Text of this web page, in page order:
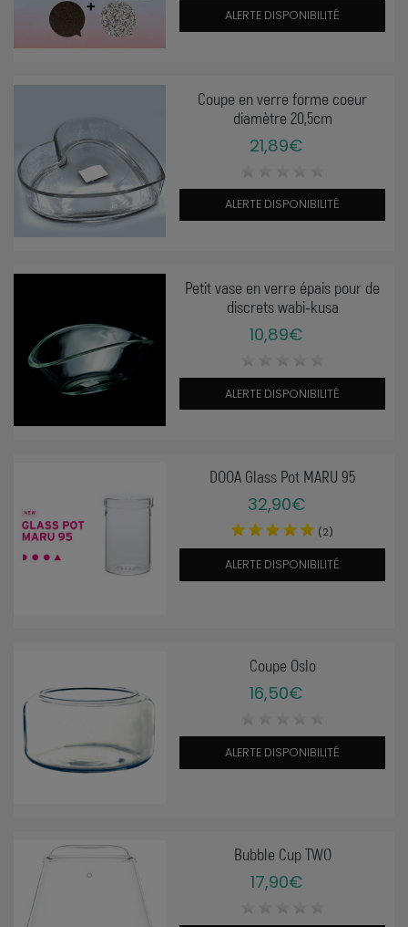
ALERTE DISPONIBILITÉ
Coupe en verre forme coeur
diamètre 20,5cm
21,89€
ALERTE DISPONIBILITÉ
Petit vase en verre épais pour de
discrets wabi-kusa
10,89€
ALERTE DISPONIBILITÉ
DOOA Glass Pot MARU 95
32,90€
(2)
ALERTE DISPONIBILITÉ
Coupe Oslo
16,50€
ALERTE DISPONIBILITÉ
Bubble Cup TWO
17,90€